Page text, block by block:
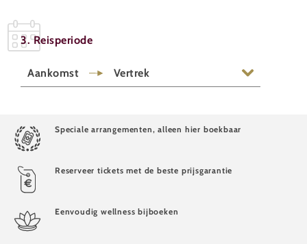
3. Reisperiode
Aankomst Vertrek
Speciale arrangementen, alleen hier boekbaar
Reserveer tickets met de beste prijsgarantie
Eenvoudig wellness bijboeken